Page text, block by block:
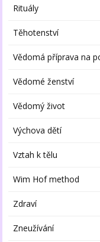
Rituály
Těhotenství
Vědomá příprava na
Vědomé ženství
Vědomý život
Výchova dětí
Vztah k tělu
Wim Hof method
Zdraví
Zneužívání